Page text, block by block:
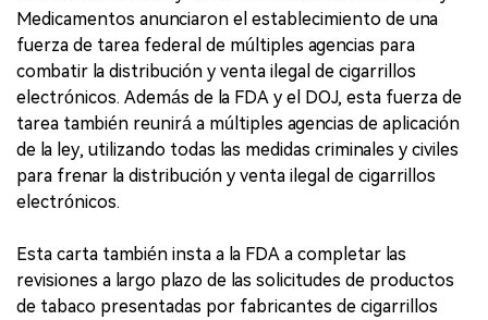
Medicamentos anunciaron el establecimiento de una
fuerza de tarea federal de múltiples agencias para
combatir la distribución y venta ilegal de cigarrillos
electrónicos. Además de la FDA y el DOJ, esta fuerza de
tarea también reunirá a múltiples agencias de aplicación
de la ley, utilizando todas las medidas criminales y civiles
para frenar la distribución y venta ilegal de cigarrillos
electrónicos.
Esta carta también insta a la FDA a completar las
revisiones a largo plazo de las solicitudes de productos
de tabaco presentadas por fabricantes de cigarrillos